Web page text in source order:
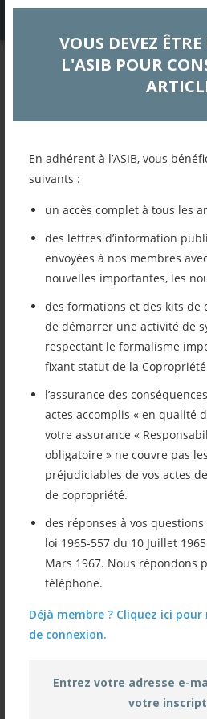
VOUS DEVEZ
L'ASIB POUR
En adhérent à l’ASIB, vous
suivants :
un accès complet à tous les
des lettres d’information
envoyées à nos membres
nouvelles importantes, les
des formations et des kits
de démarrer une activité de
respectant le formalisme
fixant statut de la
l’assurance des
actes accomplis « en qualité
votre assurance «
obligatoire » ne couvre pas
préjudiciables de vos actes
de copropriété.
des réponses à vos
loi 1965-557 du 10 Juillet
Mars 1967. Nous répondons
téléphone.
Déjà membre ? Cliquez ici
de connexion.
Entrez votre adresse e-
votre
DOSSIERS
avril
Assemblée
Retour à la liste des articles
Mettre cet article dans
Vous retrouver ci-
diffusées lors de
mercredi 2 avril 2025.
L’Assemblée
Intervenant : M. TRENTIN
Nous restons bien sûr
pour tout renseignement